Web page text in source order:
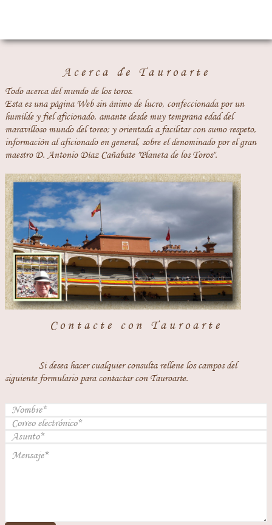
Acerca de Tauroarte
Todo acerca del mundo de los toros.
Esta es una página Web sin ánimo de lucro, confeccionada por un
humilde y fiel aficionado, amante desde muy temprana edad del
maravilloso mundo del toreo; y orientada a facilitar con sumo respeto,
información al aficionado en general, sobre el denominado por el gran
maestro D. Antonio Díaz Cañabate "Planeta de los Toros".
Contacte con Tauroarte
Si desea hacer cualquier consulta rellene los campos del
siguiente formulario para contactar con Tauroarte.